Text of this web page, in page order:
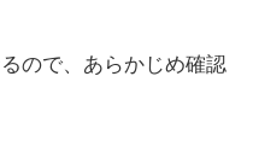
ので、あらかじめ確認